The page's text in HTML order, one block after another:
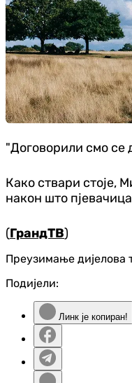
"Договорили смо се
Како ствари стоје,
након што
(ГрандТВ)
Преузимање дијелова
Подијели:
Линк је копиран!